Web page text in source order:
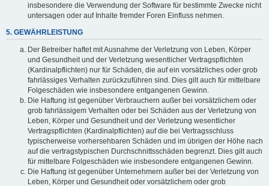
insbesondere die Verwendung der Software für bestimmte Zwecke nicht
untersagen oder auf Inhalte fremder Foren Einfluss nehmen.
5. GEWÄHRLEISTUNG
Der Betreiber haftet mit Ausnahme der Verletzung von Leben, Körper
und Gesundheit und der Verletzung wesentlicher Vertragspflichten
(Kardinalpflichten) nur für Schäden, die auf ein vorsätzliches oder grob
fahrlässiges Verhalten zurückzuführen sind. Dies gilt auch für mittelbare
Folgeschäden wie insbesondere entgangenen Gewinn.
Die Haftung ist gegenüber Verbrauchern außer bei vorsätzlichem oder
grob fahrlässigem Verhalten oder bei Schäden aus der Verletzung von
Leben, Körper und Gesundheit und der Verletzung wesentlicher
Vertragspflichten (Kardinalpflichten) auf die bei Vertragsschluss
typischerweise vorhersehbaren Schäden und im übrigen der Höhe nach
auf die vertragstypischen Durchschnittsschäden begrenzt. Dies gilt auch
für mittelbare Folgeschäden wie insbesondere entgangenen Gewinn.
Die Haftung ist gegenüber Unternehmern außer bei der Verletzung von
Leben, Körper und Gesundheit oder vorsätzlichem oder grob